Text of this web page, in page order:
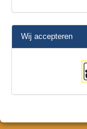
Wij accepteren